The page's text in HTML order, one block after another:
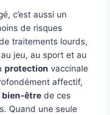
c’est aussi un
de risques
traitements lourds,
jeu, au sport et au
protection vaccinale
affectif,
bien-être de ces
Quand une seule